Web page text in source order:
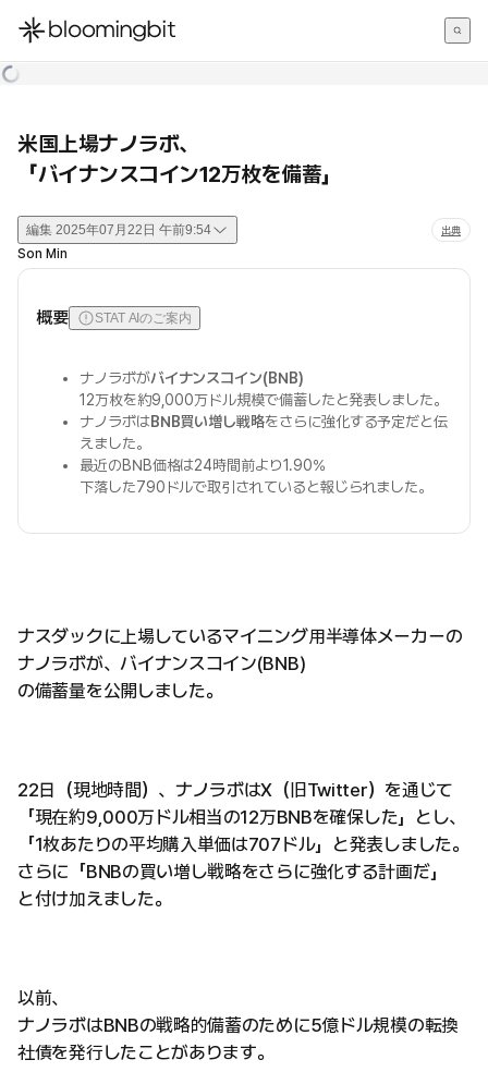
한국어
米国上場ナノラボ、
「バイナンスコイン12万枚を備蓄」
編集 2025年07月22日 午前9:54 出典
Son Min
概要 STAT AIのご案内
ナノラボがバイナンスコイン(BNB)
12万枚を約9,000万ドル規模で備蓄したと発表しました。
ナノラボはBNB買い増し戦略をさらに強化する予定だと伝
えました。
最近のBNB価格は24時間前より1.90%
下落した790ドルで取引されていると報じられました。
ナスダックに上場しているマイニング用半導体メーカーの
ナノラボが、バイナンスコイン(BNB)
の備蓄量を公開しました。
22日（現地時間）、ナノラボはX（旧Twitter）を通じて
「現在約9,000万ドル相当の12万BNBを確保した」とし、
「1枚あたりの平均購入単価は707ドル」と発表しました。
さらに「BNBの買い増し戦略をさらに強化する計画だ」
と付け加えました。
以前、
ナノラボはBNBの戦略的備蓄のために5億ドル規模の転換
社債を発行したことがあります。